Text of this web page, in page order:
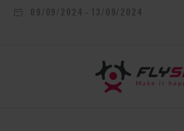
09/09/2024 - 13/09/2024